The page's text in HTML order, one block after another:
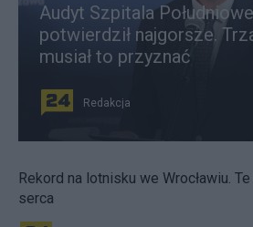
Audyt Szpitala
potwierdził najgorsze.
musiał to przyznać
Redakcja
Rekord na lotnisku we Wrocławiu.
serca